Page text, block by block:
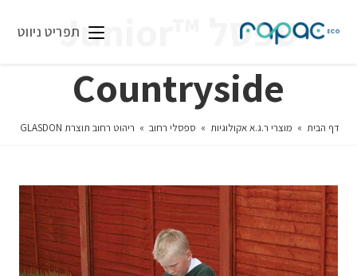
תפריט ניווטספסל ™Junior
Countryside
דף הבית » מוצרי ר.ג.א אקולוגיות » ספסלי רחוב » ריהוט רחוב תוצרת GLASDON